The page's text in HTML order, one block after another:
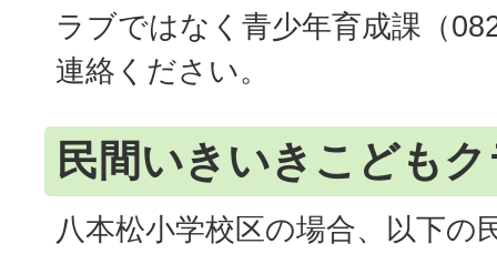
ラブではなく青少年育成課（
連絡ください。
民間いきいきこども
八本松小学校区の場合、以下の